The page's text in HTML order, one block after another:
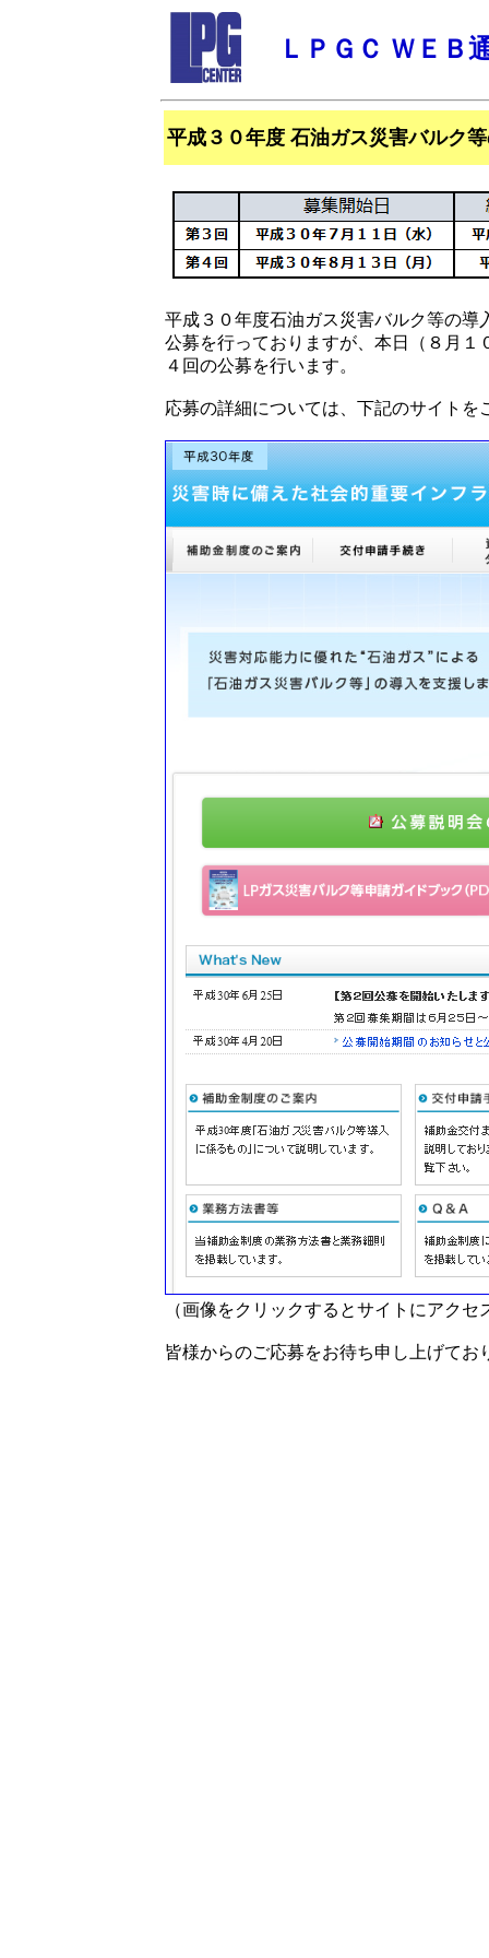
ＬＰＧＣ ＷＥＢ
平成３０年度 石油ガス災害バルク
平成３０年度石油ガス災害バルク等の
公募を行っておりますが、本日（８月
４回の公募を行います。
応募の詳細については、下記のサイトを
（画像をクリックするとサイトにアクセ
皆様からのご応募をお待ち申し上げてお